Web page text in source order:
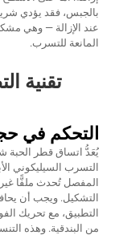
بالجبس، فقد يؤدي
عند الإزالة — وهي
المانعة للتسرب.
تقنية
التحكم في
يُعَدُّ اتساق قطر الحبة
التسرب السيليكوني
المفصل تُحدث ملفًّا
التشكيل. ويجب أن
التطبيق، مع تحريك
من البندقية. وهذه